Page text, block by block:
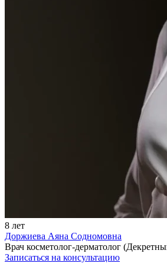
8 лет
Доржиева Аяна Содномовна
Врач косметолог-дерматолог
Записаться на консультацию